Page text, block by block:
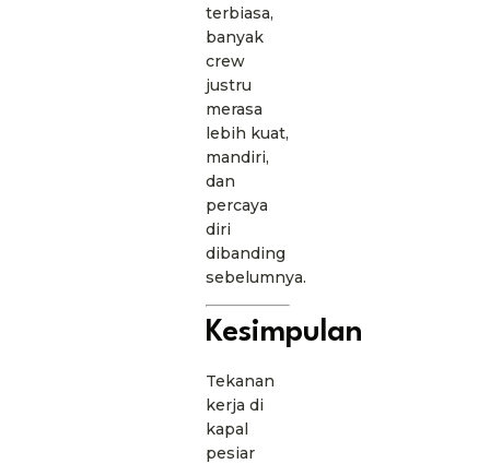
terbiasa,
banyak
crew
justru
merasa
lebih kuat,
mandiri,
dan
percaya
diri
dibanding
sebelumnya.
Kesimpulan
Tekanan
kerja di
kapal
pesiar